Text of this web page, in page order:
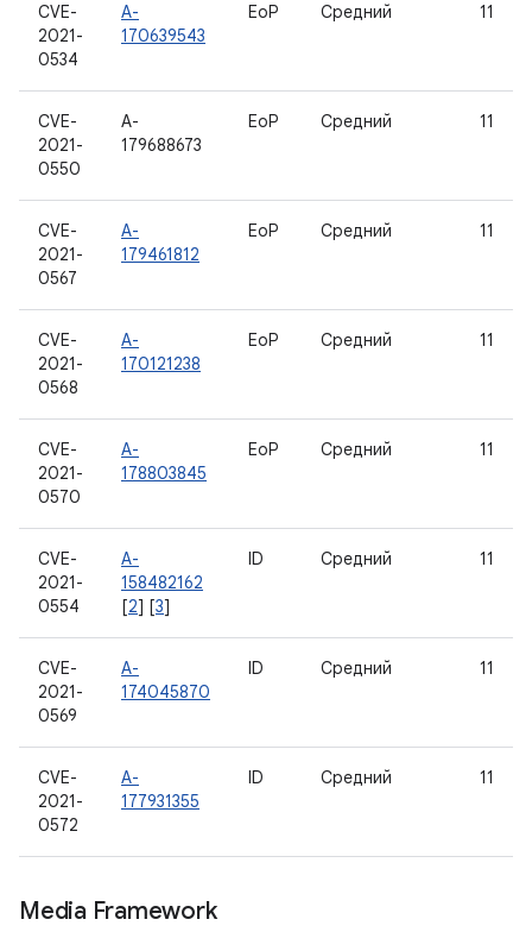
CVE-
2021-
0534
A-
170639543
EoP Средний 11
CVE-
2021-
0550
A-
179688673
EoP Средний 11
CVE-
2021-
0567
A-
179461812
EoP Средний 11
CVE-
2021-
0568
A-
170121238
EoP Средний 11
CVE-
2021-
0570
A-
178803845
EoP Средний 11
CVE-
2021-
0554
A-
158482162
[2] [3]
ID Средний 11
CVE-
2021-
0569
A-
174045870
ID Средний 11
CVE-
2021-
0572
A-
177931355
ID Средний 11
Media Framework